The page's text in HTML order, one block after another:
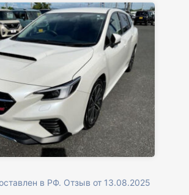
в РФ. Отзыв от 13.08.2025